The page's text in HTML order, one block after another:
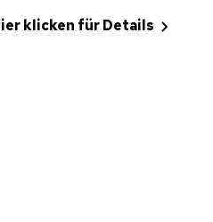
klicken für Details